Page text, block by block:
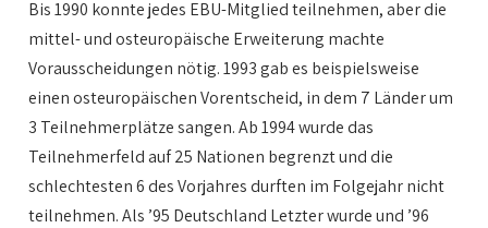
Bis 1990 konnte jedes EBU-Mitglied teilnehmen, aber die
mittel- und osteuropäische Erweiterung machte
Vorausscheidungen nötig. 1993 gab es beispielsweise
einen osteuropäischen Vorentscheid, in dem 7 Länder um
3 Teilnehmerplätze sangen. Ab 1994 wurde das
Teilnehmerfeld auf 25 Nationen begrenzt und die
schlechtesten 6 des Vorjahres durften im Folgejahr nicht
teilnehmen. Als ’95 Deutschland Letzter wurde und ’96